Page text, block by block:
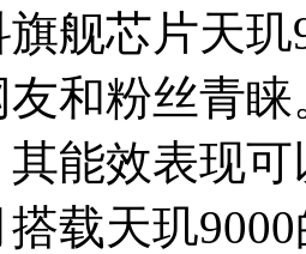
舰芯片天
和粉丝青
能效表现
载天玑